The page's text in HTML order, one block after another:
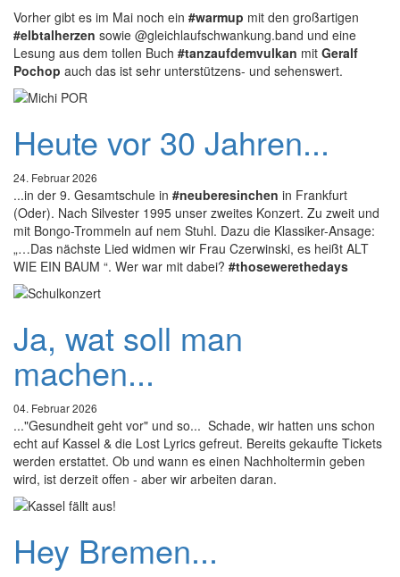
Vorher gibt es im Mai noch ein #warmup mit den großartigen
#elbtalherzen sowie @gleichlaufschwankung.band und eine
Lesung aus dem tollen Buch #tanzaufdemvulkan mit Geralf
Pochop auch das ist sehr unterstützens- und sehenswert.
Heute vor 30 Jahren...
24. Februar 2026
...in der 9. Gesamtschule in #neuberesinchen in Frankfurt
(Oder). Nach Silvester 1995 unser zweites Konzert. Zu zweit und
mit Bongo-Trommeln auf nem Stuhl. Dazu die Klassiker-Ansage:
„…Das nächste Lied widmen wir Frau Czerwinski, es heißt ALT
WIE EIN BAUM “. Wer war mit dabei? #thosewerethedays
Ja, wat soll man
machen...
04. Februar 2026
..."Gesundheit geht vor" und so... Schade, wir hatten uns schon
echt auf Kassel & die Lost Lyrics gefreut. Bereits gekaufte Tickets
werden erstattet. Ob und wann es einen Nachholtermin geben
wird, ist derzeit offen - aber wir arbeiten daran.
Hey Bremen...